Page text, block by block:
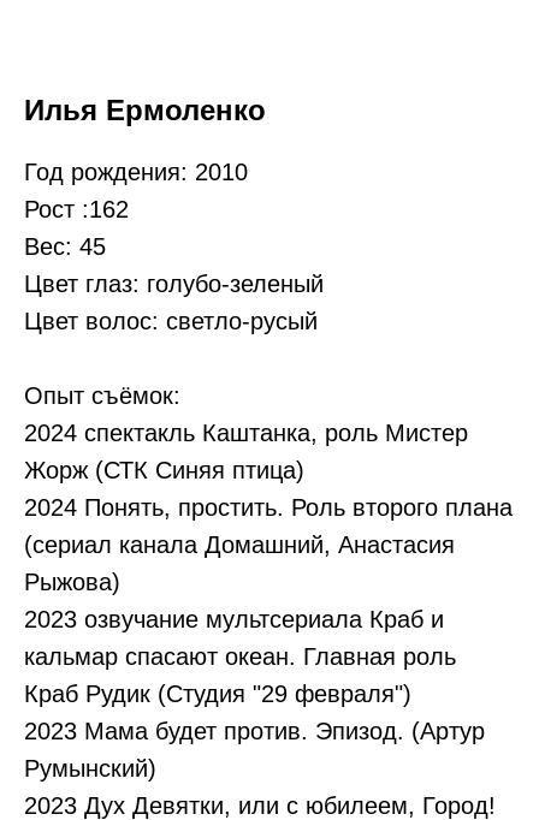
Илья Ермоленко
Год рождения: 2010
Рост :162
Вес: 45
Цвет глаз: голубо-зеленый
Цвет волос: светло-русый
Опыт съёмок:
2024 спектакль Каштанка, роль Мистер
Жорж (СТК Синяя птица)
2024 Понять, простить. Роль второго плана
(сериал канала Домашний, Анастасия
Рыжова)
2023 озвучание мультсериала Краб и
кальмар спасают океан. Главная роль
Краб Рудик (Студия "29 февраля")
2023 Мама будет против. Эпизод. (Артур
Румынский)
2023 Дух Девятки, или с юбилеем, Город!